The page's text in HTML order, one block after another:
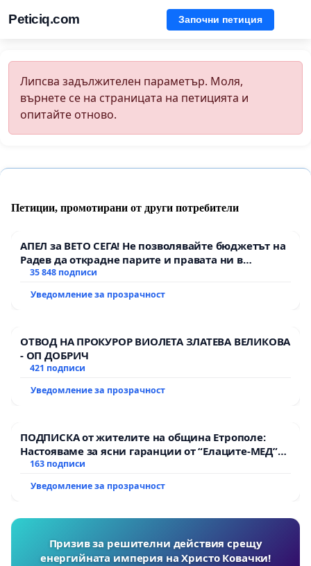
Peticiq.com Започни петиция
Липсва задължителен параметър. Моля,
върнете се на страницата на петицията и
опитайте отново.
Петиции, промотирани от други потребители
АПЕЛ за ВЕТО СЕГА! Не позволявайте бюджетът на
Радев да открадне парите и правата ни в
тъмното
35 848 подписи
Уведомление за прозрачност
ОТВОД НА ПРОКУРОР ВИОЛЕТА ЗЛАТЕВА ВЕЛИКОВА
- ОП ДОБРИЧ
421 подписи
Уведомление за прозрачност
ПОДПИСКА от жителите на община Етрополе:
Настояваме за ясни гаранции от “Елаците-МЕД”
АД и от държавата, че ще се изпълнят всички
163 подписи
Уведомление за прозрачност
Призив за решителни действия срещу
енергийната империя на Христо Ковачки!